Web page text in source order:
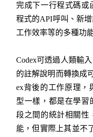
完成下一行程式碼或
程式的API呼叫、新
工作效率等的多種功
Codex可透過人類輸
的註解說明而轉換成
ex背後的工作原理，
型一樣，都是在學習
段之間的統計相關性
能，但實際上其並不